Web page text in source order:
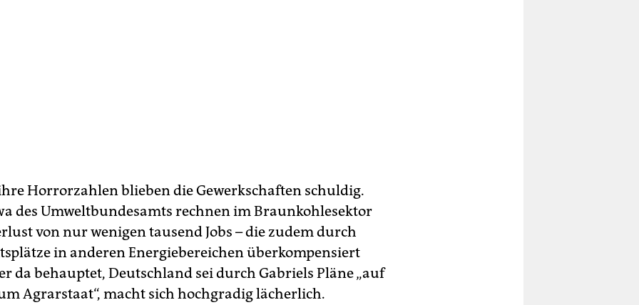
Horrorzahlen blieben die Gewerkschaften schuldig.
des Umweltbundesamts rechnen im Braunkohlesektor
von nur wenigen tausend Jobs – die zudem durch
in anderen Energiebereichen überkompensiert
da behauptet, Deutschland sei durch Gabriels Pläne „auf
Agrarstaat“, macht sich hochgradig lächerlich.